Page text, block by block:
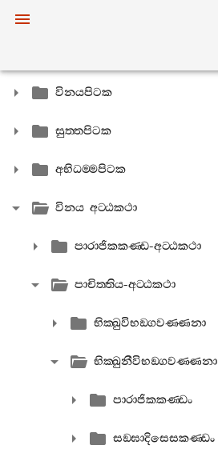
විනයපිටක
සුත‍්තපිටක
අභිධම‍්මපිටක
විනය අට‍්ඨකථා
පාරාජිකකණ‍්ඩ-අට‍්ඨකථා
පාචිත‍්තිය-අට‍්ඨකථා
භික‍්ඛුවිභඞ‍්ගවණ‍්ණනා
භික‍්ඛුනීවිභඞ‍්ගවණ‍්ණනා
පාරාජිකකණ‍්ඩං
සඞ‍්ඝාදිසෙසකණ‍්ඩං